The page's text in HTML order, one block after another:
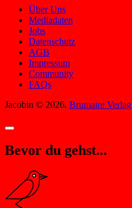
Über Uns
Mediadaten
Jobs
Datenschutz
AGB
Impressum
Community
FAQs
Jacobin © 2026. Brumaire Verlag
Bevor du gehst...